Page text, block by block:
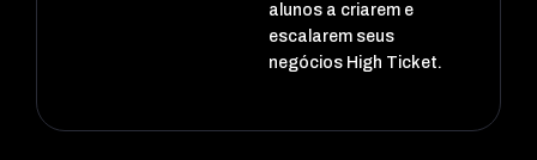
alunos a criarem e
escalarem seus
negócios High Ticket.